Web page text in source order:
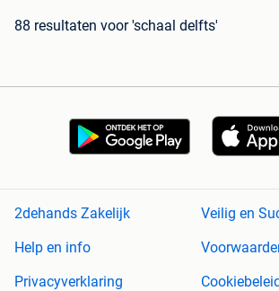
88 resultaten voor 'schaal delfts'
2dehands Zakelijk
Veilig en
Help en info
Privacyverklaring
Cookiebeleid